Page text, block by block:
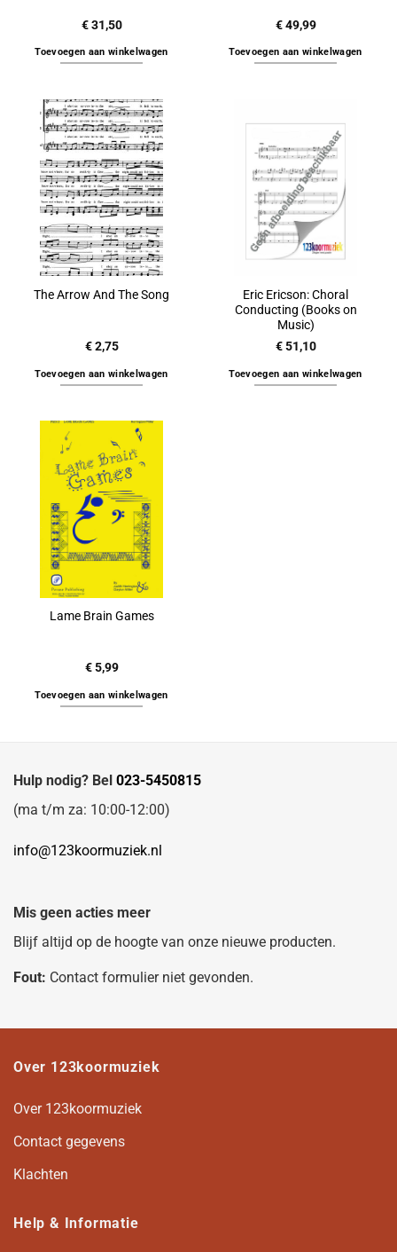
€31,50
Toevoegen aan winkelwagen
€49,99
Toevoegen aan winkelwagen
The Arrow And The Song
€2,75
Toevoegen aan winkelwagen
Eric Ericson: Choral
Conducting (Books on
Music)
€51,10
Toevoegen aan winkelwagen
Lame Brain Games
€5,99
Toevoegen aan winkelwagen
Hulp nodig? Bel 023-5450815
(ma t/m za: 10:00-12:00)
info@123koormuziek.nl
Mis geen acties meer
Blijf altijd op de hoogte van onze nieuwe producten.
Fout: Contact formulier niet gevonden.
Over 123koormuziek
Over 123koormuziek
Contact gegevens
Klachten
Help & Informatie